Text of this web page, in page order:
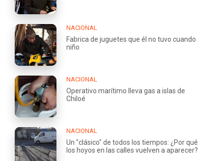
NACIONAL
Fabrica de juguetes que él no tuvo cuando
niño
NACIONAL
Operativo marítimo lleva gas a islas de
Chiloé
NACIONAL
Un "clásico" de todos los tiempos: ¿Por qué
los hoyos en las calles vuelven a aparecer?